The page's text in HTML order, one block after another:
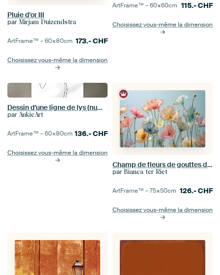
Pluie d'or III
par Mirjam Duizendstra
ArtFrame™ –60×80cm 173.-CHF
Choisissez vous-même la dimension
ArtFrame™ –60×60cm 115.-CHF
Choisissez vous-même la dimension
Dessin d'une ligne de lys (numérique)
par AnkieArt
ArtFrame™ –60×80cm 136.-CHF
Choisissez vous-même la dimension
Champ de fleurs de gouttes d'eau
par Bianca ter Riet
ArtFrame™ –75×50cm 126.-CHF
Choisissez vous-même la dimension